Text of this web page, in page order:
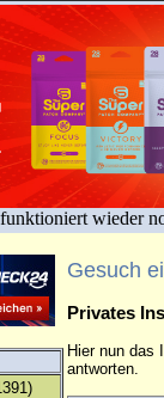
wieder
Gesuch
Privates
Hier nun das
antworten.